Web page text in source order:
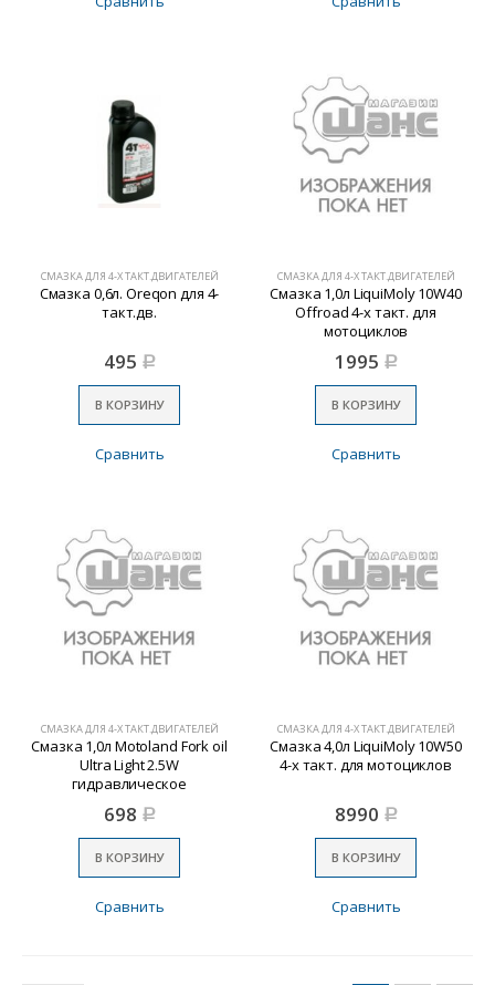
СМАЗКА ДЛЯ 4-Х ТАКТ.ДВИГАТЕЛЕЙ
Смазка 0,6л. Oreqon для 4-
такт.дв.
495 Р
В КОРЗИНУ
Сравнить
СМАЗКА ДЛЯ 4-Х ТАКТ.ДВИГАТЕЛЕЙ
Смазка 1,0л LiquiMoly 10W40
Offroad 4-х такт. для
мотоциклов
1995 Р
В КОРЗИНУ
Сравнить
СМАЗКА ДЛЯ 4-Х ТАКТ.ДВИГАТЕЛЕЙ
Смазка 1,0л Motoland Fork oil
Ultra Light 2.5W
гидравлическое
698 Р
В КОРЗИНУ
Сравнить
СМАЗКА ДЛЯ 4-Х ТАКТ.ДВИГАТЕЛЕЙ
Смазка 4,0л LiquiMoly 10W50
4-х такт. для мотоциклов
8990 Р
В КОРЗИНУ
Сравнить